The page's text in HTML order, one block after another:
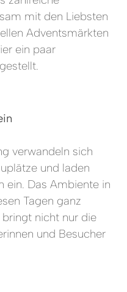
mit den Liebsten
Adventsmärkten
ein paar
verwandeln sich
und laden
ein. Das Ambiente in
Tagen ganz
nicht nur die
und Besucher